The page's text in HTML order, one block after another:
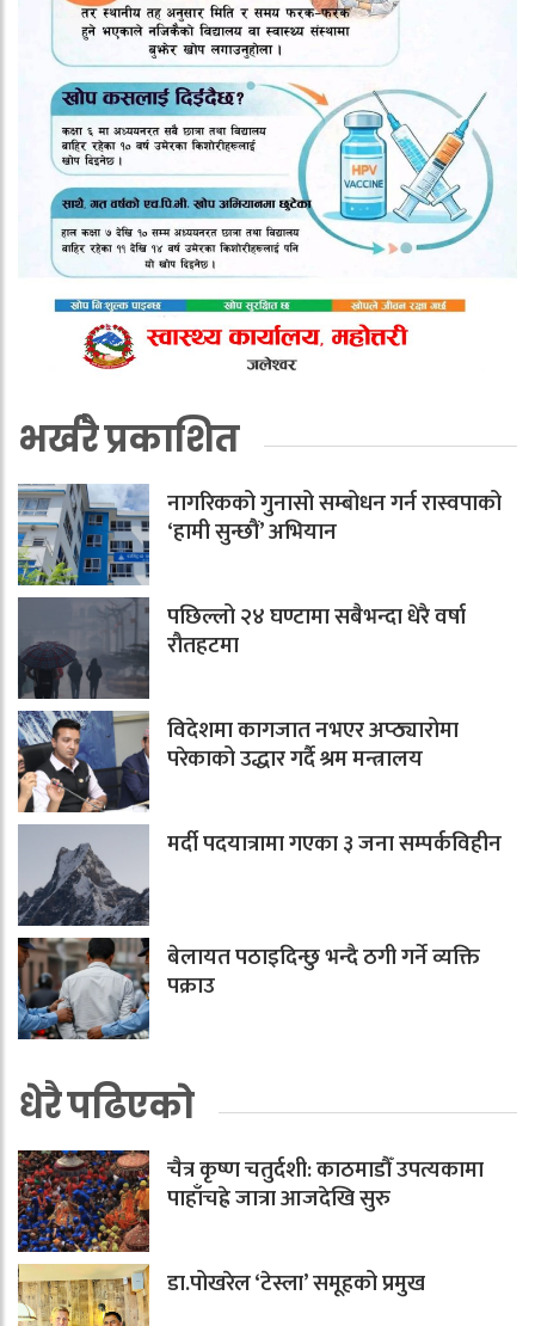
भर्खरै प्रकाशित
नागरिकको गुनासो सम्बोधन गर्न रास्वपाको
‘हामी सुन्छौं’ अभियान
पछिल्लो २४ घण्टामा सबैभन्दा धेरै वर्षा
रौतहटमा
विदेशमा कागजात नभएर अप्ठ्यारोमा
परेकाको उद्धार गर्दै श्रम मन्त्रालय
मर्दी पदयात्रामा गएका ३ जना सम्पर्कविहीन
बेलायत पठाइदिन्छु भन्दै ठगी गर्ने व्यक्ति
पक्राउ
धेरै पढिएको
चैत्र कृष्ण चतुर्दशी: काठमाडौँ उपत्यकामा
पाहाँचह्रे जात्रा आजदेखि सुरु
डा.पोखरेल ‘टेस्ला’ समूहको प्रमुख